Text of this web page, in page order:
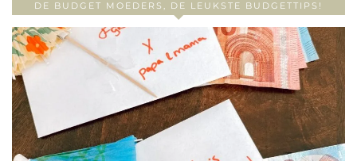
DE BUDGET MOEDERS, DE LEUKSTE BUDGETTIPS!